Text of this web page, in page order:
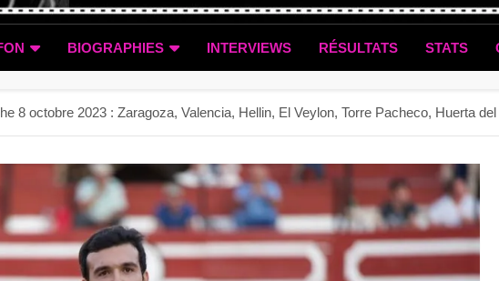
BIOGRAPHIES INTERVIEWS RÉSULTATS STATS
8 octobre 2023 : Zaragoza, Valencia, Hellin, El Veylon, Torre Pacheco, Huerta